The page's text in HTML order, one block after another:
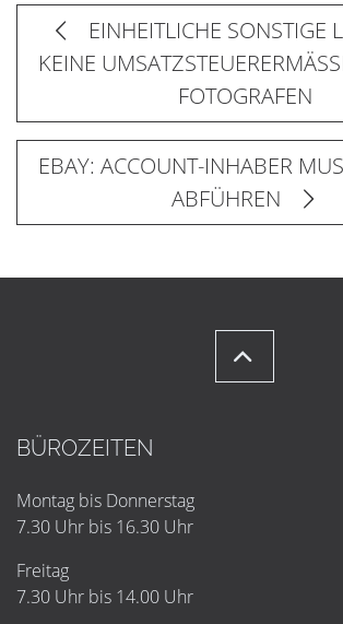
EINHEITLICHE SONSTIGE
KEINE
FOTOGRAFEN
EBAY: ACCOUNT-INHABER
ABFÜHREN
BÜROZEITEN
Montag bis Donnerstag
7.30 Uhr bis 16.30 Uhr
Freitag
7.30 Uhr bis 14.00 Uhr